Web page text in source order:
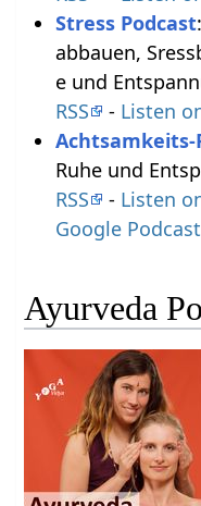
Stress Podcast
abbauen,
e und
RSS
- Listen
Achtsamkeits-
Ruhe und
RSS
- Listen
Google Podcast
Ayurveda